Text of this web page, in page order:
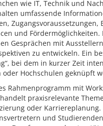
wie IT, Technik und
umfassende
Zugangsvoraussetzungen,
und
Gesprächen mit
zu entwickeln. Ein
bei dem in kurzer Zeit
Hochschulen geknüpft
Rahmenprogramm mit
praxisrelevante
oder
und